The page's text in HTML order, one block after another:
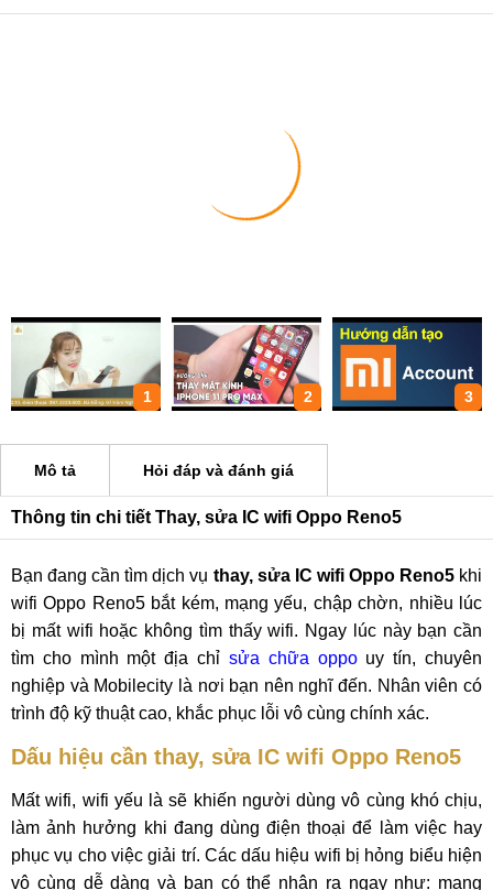
1 2 3
Mô tả Hỏi đáp và đánh giá
Thông tin chi tiết Thay, sửa IC wifi Oppo Reno5
Bạn đang cần tìm dịch vụ thay, sửa IC wifi Oppo Reno5khi
wifi Oppo Reno5 bắt kém, mạng yếu, chập chờn, nhiều lúc
bị mất wifi hoặc không tìm thấy wifi. Ngay lúc này bạn cần
tìm cho mình một địa chỉ sửa chữa oppouy tín, chuyên
nghiệp và Mobilecity là nơi bạn nên nghĩ đến. Nhân viên có
trình độ kỹ thuật cao, khắc phục lỗi vô cùng chính xác.
Dấu hiệu cần thay, sửa IC wifi Oppo Reno5
Mất wifi, wifi yếu là sẽ khiến người dùng vô cùng khó chịu,
làm ảnh hưởng khi đang dùng điện thoại để làm việc hay
phục vụ cho việc giải trí. Các dấu hiệu wifi bị hỏng biểu hiện
vô cùng dễ dàng và bạn có thể nhận ra ngay như: mạng